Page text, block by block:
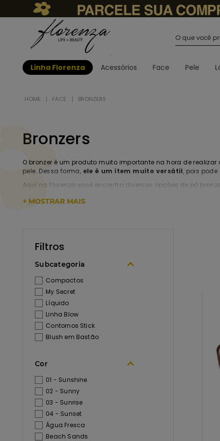
Linha Florenza Acessórios Face Pele
FACE BRONZERS
Bronzers
O bronzer é um produto muito importante na hora de
pele. Dessa forma, ele é um item muito versátil, pois
Aqui na Florenza você encontra diversas opções de pó
+ MOSTRAR MAIS
Subcategoria
Compactos
My Secret
Líquido
Linha Blow
Contornos Stick
Blush em Bastão
Cor
01 - Sunshine
02 - Sunny
03 - Sunrise
04 - Sunset
Água Fresca
Beach Sands